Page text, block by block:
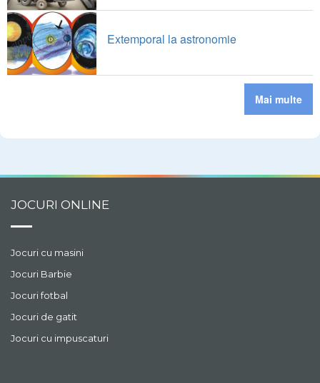
Extemporal la astronomie
Mai multe
JOCURI ONLINE
Jocuri cu masini
Jocuri Barbie
Jocuri fotbal
Jocuri de gatit
Jocuri cu impuscaturi